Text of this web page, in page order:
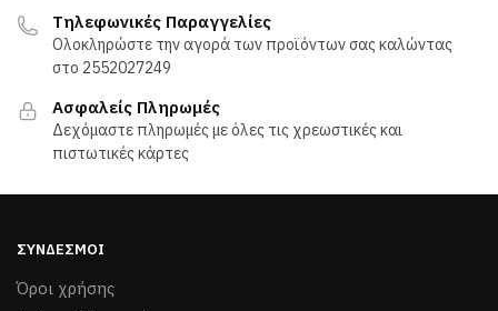
επιλογές
μπορούν
στη
σελίδα
προϊόντος
επιλογές
μπορούν
στη
του
Τηλεφωνικές Παραγγελίες
Ολοκληρώστε την αγορά των προϊόντων σας καλώντας
στο 2552027249
Ασφαλείς Πληρωμές
Δεχόμαστε πληρωμές με όλες τις χρεωστικές και
πιστωτικές κάρτες
ΣΎΝΔΕΣΜΟΙ
Όροι χρήσης